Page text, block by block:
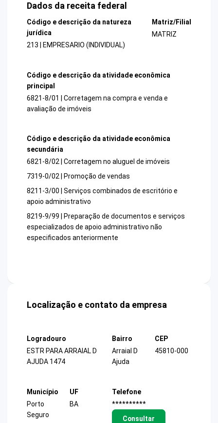
Dados da receita federal
Código e descrição da natureza
jurídica
213 | EMPRESARIO (INDIVIDUAL)
Matriz/Filial
MATRIZ
Código e descrição da atividade econômica
principal
6821-8/01 | Corretagem na compra e venda e
avaliação de imóveis
Código e descrição da atividade econômica
secundária
6821-8/02 | Corretagem no aluguel de imóveis
7319-0/02 | Promoção de vendas
8211-3/00 | Serviços combinados de escritório e
apoio administrativo
8219-9/99 | Preparação de documentos e serviços
especializados de apoio administrativo não
especificados anteriormente
Localização e contato da empresa
Logradouro
ESTR PARA ARRAIAL D
AJUDA 1474
Bairro
Arraial D
Ajuda
CEP
45810-000
Município
Porto
Seguro
UF
BA
Telefone
**********
Consultar